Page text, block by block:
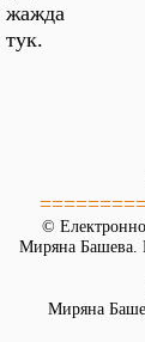
©
Миряна Башева.
Миряна